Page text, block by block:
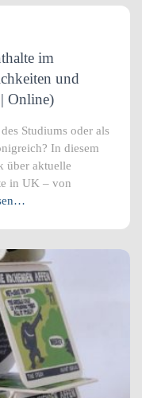
im
und
Online)
Studiums oder als
In diesem
über aktuelle
in UK – von